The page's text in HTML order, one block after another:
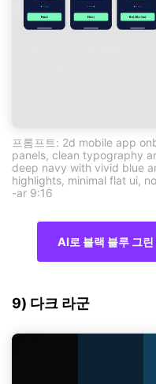
프롬프트: 2d mobile app
panels, clean typography
deep navy with vivid blue
highlights, minimal flat ui,
-ar 9:16
AI로 블랙 블루 그
9) 다크 라군